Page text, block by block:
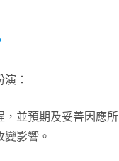
：
，並預期及妥善因應所
影響。